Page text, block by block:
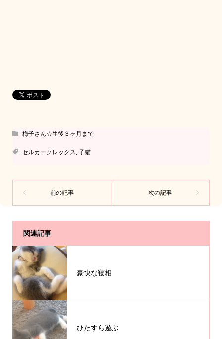
梅子さん☆生後３ヶ月まで
セルカークレックス,子猫
関連記事
豪快な寝相
ひたすら遊ぶ